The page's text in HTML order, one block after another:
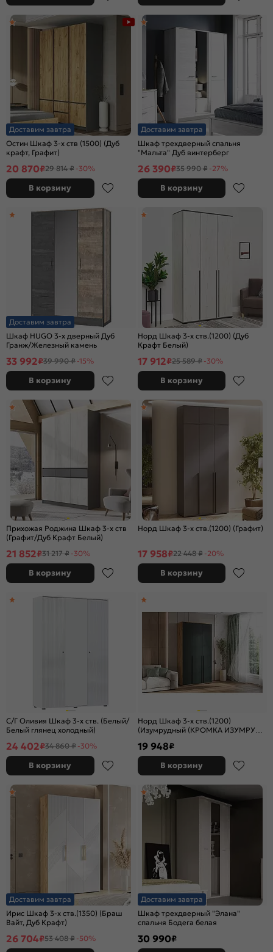
Доставим завтра
Остин Шкаф 3-х ств (1500) (Дуб
крафт, Графит)
20 870₽29 814 ₽ -30%
В корзину
Доставим завтра
Шкаф трехдверный спальня
"Мальта" Дуб винтерберг
26 390₽35 990 ₽ -27%
В корзину
Доставим завтра
Шкаф HUGO 3-х дверный Дуб
Гранж/Железный камень
33 992₽39 990 ₽ -15%
В корзину
Норд Шкаф 3-х ств.(1200) (Дуб
Крафт Белый)
17 912₽25 589 ₽ -30%
В корзину
Прихожая Роджина Шкаф 3-х ств
(Графит/Дуб Крафт Белый)
21 852₽31 217 ₽ -30%
В корзину
Норд Шкаф 3-х ств.(1200) (Графит)
17 958₽22 448 ₽ -20%
В корзину
С/Г Оливия Шкаф 3-х ств. (Белый/
Белый глянец холодный)
24 402₽34 860 ₽ -30%
В корзину
Норд Шкаф 3-х ств.(1200)
(Изумрудный (КРОМКА ИЗУМРУД),
19 948₽
В корзину
Доставим завтра
Ирис Шкаф 3-х ств.(1350) (Браш
Вайт, Дуб Крафт)
26 704₽53 408 ₽ -50%
Доставим завтра
Шкаф трехдверный "Элана"
спальня Бодега белая
30 990₽